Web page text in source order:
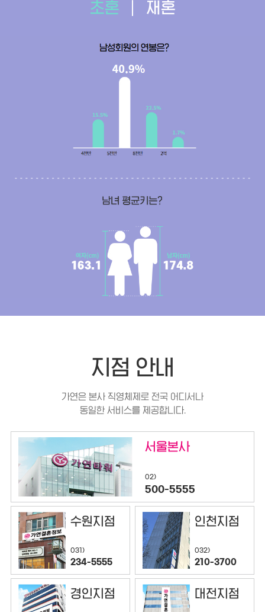
초혼 재혼
지점 안내
가연은 본사 직영체제로 전국 어디서나
동일한 서비스를 제공합니다.
서울본사
02)
500-5555
수원지점
031)
234-5555
인천지점
032)
210-3700
경인지점 대전지점